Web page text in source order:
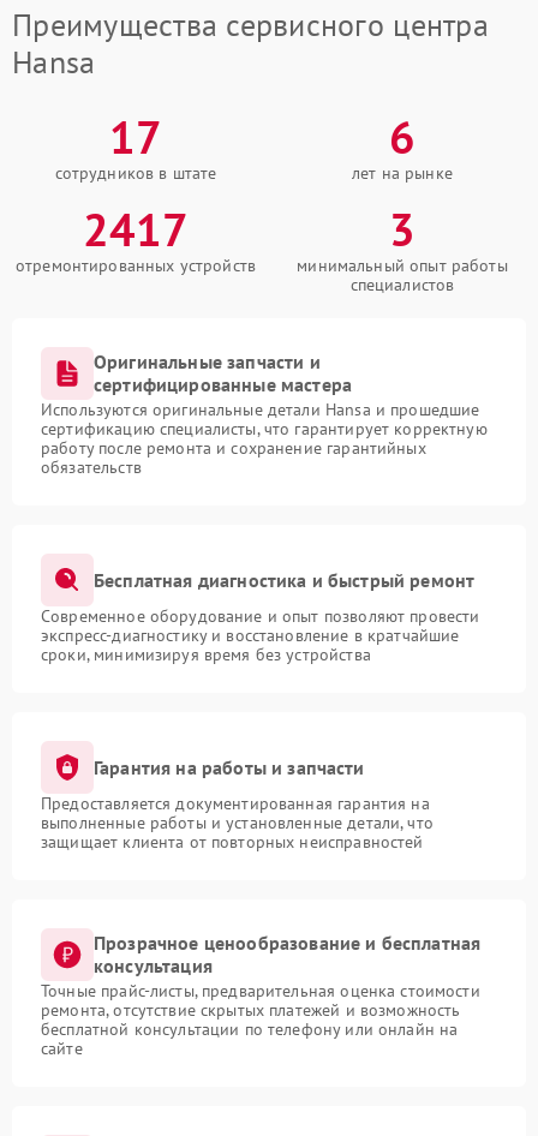
Преимущества сервисного центра
Hansa
17
сотрудников в штате
6
лет на рынке
2417
отремонтированных устройств
3
минимальный опыт работы
специалистов
Оригинальные запчасти и
сертифицированные мастера
Используются оригинальные детали Hansa и прошедшие
сертификацию специалисты, что гарантирует корректную
работу после ремонта и сохранение гарантийных
обязательств
Бесплатная диагностика и быстрый ремонт
Современное оборудование и опыт позволяют провести
экспресс-диагностику и восстановление в кратчайшие
сроки, минимизируя время без устройства
Гарантия на работы и запчасти
Предоставляется документированная гарантия на
выполненные работы и установленные детали, что
защищает клиента от повторных неисправностей
Прозрачное ценообразование и бесплатная
консультация
Точные прайс-листы, предварительная оценка стоимости
ремонта, отсутствие скрытых платежей и возможность
бесплатной консультации по телефону или онлайн на
сайте